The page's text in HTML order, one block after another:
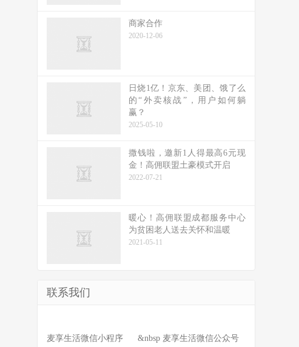
商家合作
2020-12-06
日烧1亿！京东、美团、饿了么
的“外卖核战”，用户如何躺
赢？
2025-05-10
撒钱啦，邀新1人得最高6元现
金！高佣联盟土豪模式开启
2022-07-21
暖心！高佣联盟成都服务中心
为贫困老人送去关怀和温暖
2021-05-11
联系我们
麦享生活微信小程序 &nbsp 麦享生活微信公众号